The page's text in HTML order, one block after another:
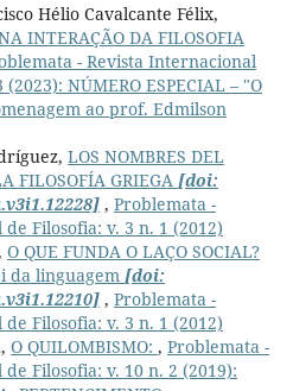
Hélio Cavalcante Félix,
INTERAÇÃO DA FILOSOFIA
- Revista Internacional
NÚMERO ESPECIAL – "O
ao prof. Edmilson
LOS NOMBRES DEL
FILOSOFÍA GRIEGA [doi:
, Problemata -
Filosofia: v. 3 n. 1 (2012)
O QUE FUNDA O LAÇO SOCIAL?
da linguagem [doi:
, Problemata -
Filosofia: v. 3 n. 1 (2012)
O QUILOMBISMO: , Problemata -
Filosofia: v. 10 n. 2 (2019):